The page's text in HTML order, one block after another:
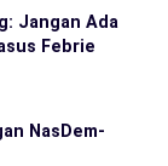
Jangan Ada
Febrie
NasDem-